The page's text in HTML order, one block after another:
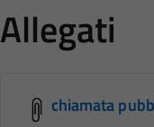
Allegati
chiamata